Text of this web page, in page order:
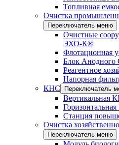
Топливная
Очистка
Переключатель меню
Очистные
ЭХО-К®
Флотационная
Блок
Реагентное
Напорная
КНС
Переключатель
Вертикальная
Станция
Очистка
Переключатель меню